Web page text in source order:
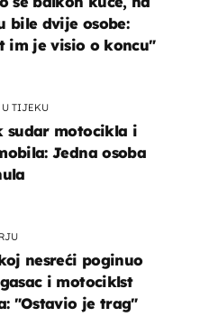
bile dvije osobe:
im je visio o koncu"
U TIJEKU
sudar motocikla i
Jedna osoba
nesreći poginuo
i motociklst
"Ostavio je trag"